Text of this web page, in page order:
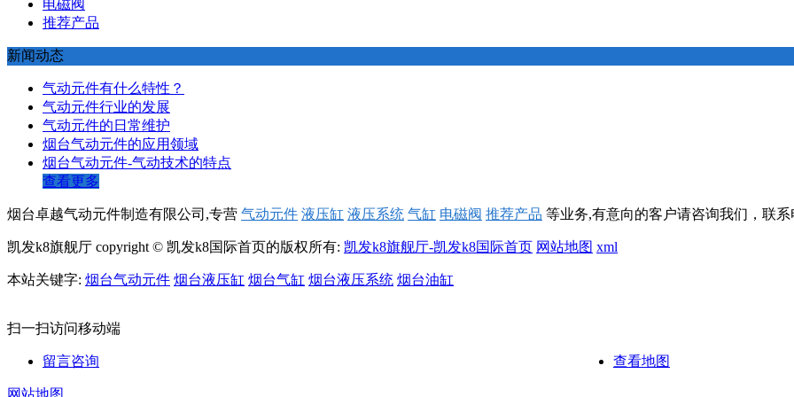
电磁阀
推荐产品
新闻动态
气动元件有什么特性？
气动元件行业的发展
气动元件的日常维护
烟台气动元件的应用领域
烟台气动元件-气动技术的特点
查看更多
烟台卓越气动元件制造有限公司,专营 气动元件 液压缸 液压系统 气缸 电磁阀 推荐产品 等业务,有意向的客户请咨询我们，联系
凯发k8旗舰厅 copyright © 凯发k8国际首页的版权所有: 凯发k8旗舰厅-凯发k8国际首页 网站地图 xml
本站关键字: 烟台气动元件 烟台液压缸 烟台气缸 烟台液压系统 烟台油缸
扫一扫访问移动端
留言咨询 查看地图
网站地图